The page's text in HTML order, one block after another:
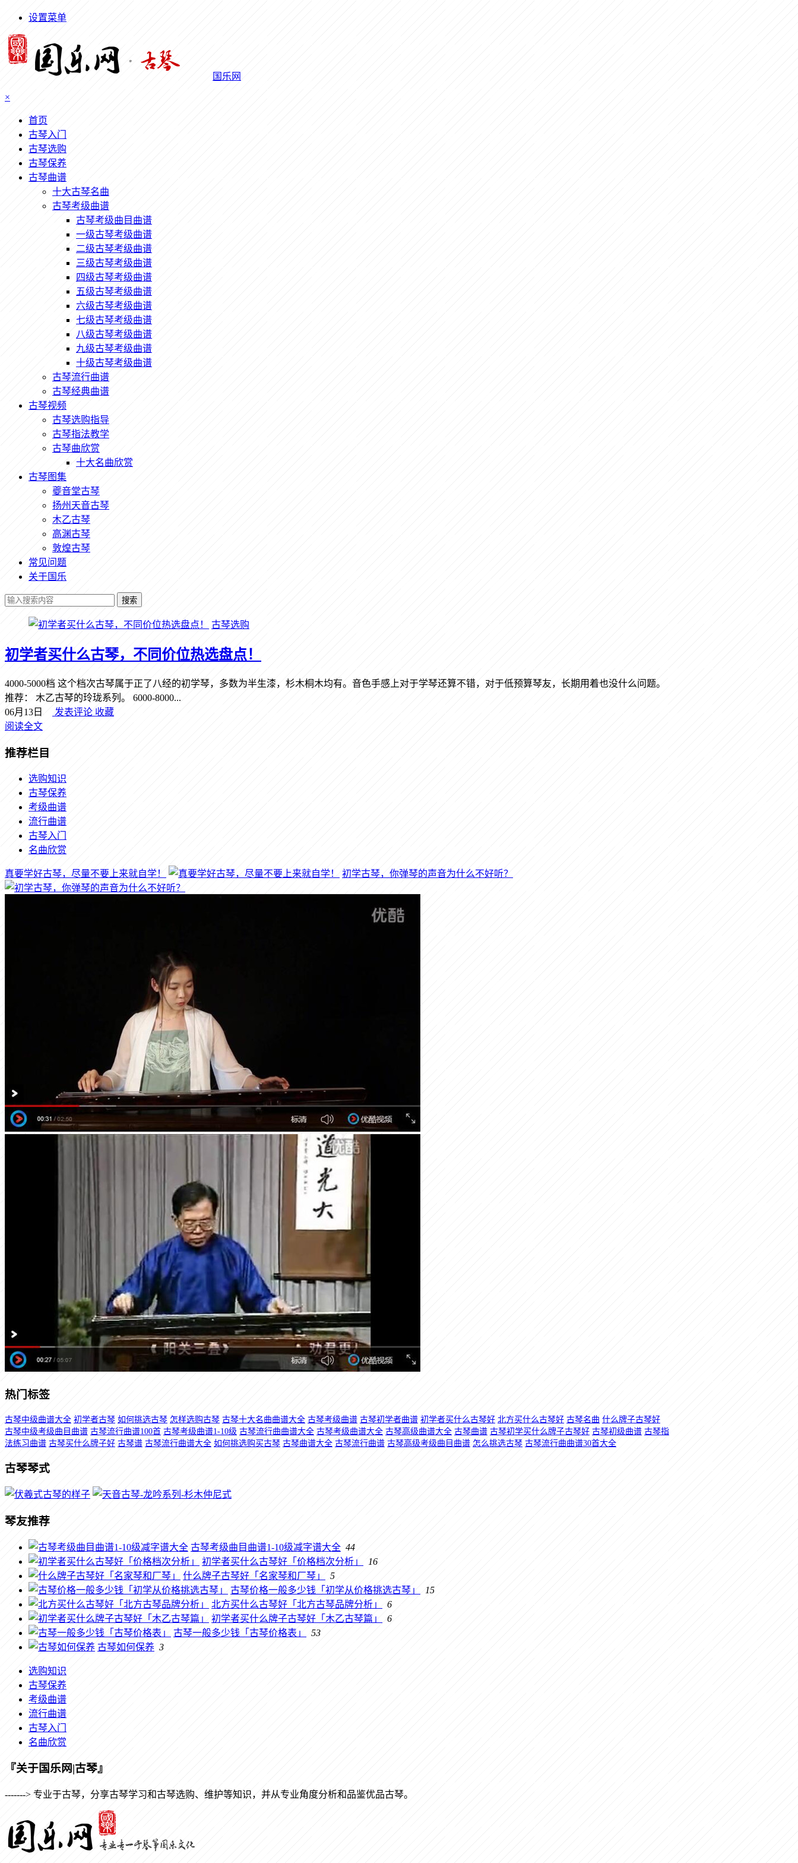
设置菜单
国乐网
×
首页
古琴入门
古琴选购
古琴保养
古琴曲谱
十大古琴名曲
古琴考级曲谱
古琴考级曲目曲谱
一级古琴考级曲谱
二级古琴考级曲谱
三级古琴考级曲谱
四级古琴考级曲谱
五级古琴考级曲谱
六级古琴考级曲谱
七级古琴考级曲谱
八级古琴考级曲谱
九级古琴考级曲谱
十级古琴考级曲谱
古琴流行曲谱
古琴经典曲谱
古琴视频
古琴选购指导
古琴指法教学
古琴曲欣赏
十大名曲欣赏
古琴图集
夔音堂古琴
扬州天音古琴
木乙古琴
高渊古琴
敦煌古琴
常见问题
关于国乐
搜索
古琴选购
初学者买什么古琴，不同价位热选盘点！
4000-5000档 这个档次古琴属于正了八经的初学琴，多数为半生漆，杉木桐木均有。音色手感上对于学琴还算不错，对于低预算琴友，长期用着也没什么问题。
推荐： 木乙古琴的玲珑系列。 6000-8000...
06月13日
发表评论 收藏
阅读全文
推荐栏目
选购知识
古琴保养
考级曲谱
流行曲谱
古琴入门
名曲欣赏
真要学好古琴，尽量不要上来就自学！ 初学古琴，你弹琴的声音为什么不好听？
热门标签
古琴中级曲谱大全 初学者古琴 如何挑选古琴 怎样选购古琴 古琴十大名曲曲谱大全 古琴考级曲谱 古琴初学者曲谱 初学者买什么古琴好 北方买什么古琴好 古琴名曲 什么牌子古琴好
古琴中级考级曲目曲谱 古琴流行曲谱100首 古琴考级曲谱1-10级 古琴流行曲曲谱大全 古琴考级曲谱大全 古琴高级曲谱大全 古琴曲谱 古琴初学买什么牌子古琴好 古琴初级曲谱 古琴指
法练习曲谱 古琴买什么牌子好 古琴谱 古琴流行曲谱大全 如何挑选购买古琴 古琴曲谱大全 古琴流行曲谱 古琴高级考级曲目曲谱 怎么挑选古琴 古琴流行曲曲谱30首大全
古琴琴式
琴友推荐
古琴考级曲目曲谱1-10级减字谱大全 44
初学者买什么古琴好「价格档次分析」
16
什么牌子古琴好「名家琴和厂琴」
5
古琴价格一般多少钱「初学从价格挑选古琴」
15
北方买什么古琴好「北方古琴品牌分析」
6
初学者买什么牌子古琴好「木乙古琴篇」
6
古琴一般多少钱「古琴价格表」
53
古琴如何保养 3
选购知识
古琴保养
考级曲谱
流行曲谱
古琴入门
名曲欣赏
『关于国乐网|古琴』
-------> 专业于古琴，分享古琴学习和古琴选购、维护等知识，并从专业角度分析和品鉴优品古琴。